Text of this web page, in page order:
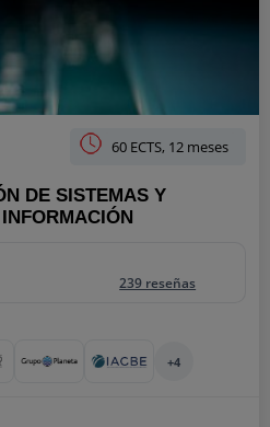
60 ECTS, 12 meses
DE SISTEMAS Y
239 reseñas
+4